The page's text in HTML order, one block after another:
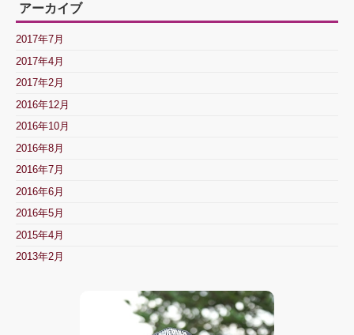
アーカイブ
2017年7月
2017年4月
2017年2月
2016年12月
2016年10月
2016年8月
2016年7月
2016年6月
2016年5月
2015年4月
2013年2月